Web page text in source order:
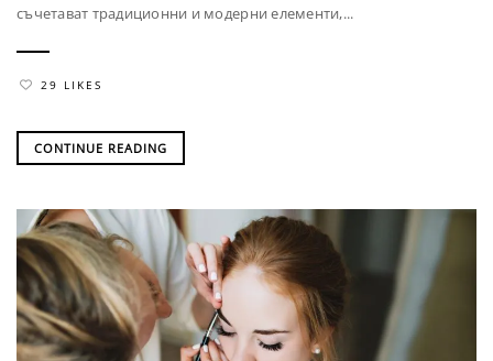
съчетават традиционни и модерни елементи,...
29 LIKES
CONTINUE READING